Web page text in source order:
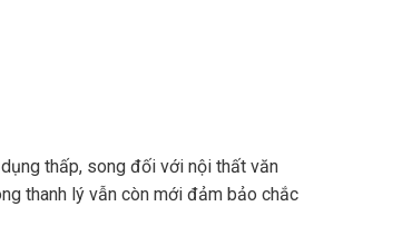
thấp, song đối với nội thất văn
thanh lý vẫn còn mới đảm bảo chắc